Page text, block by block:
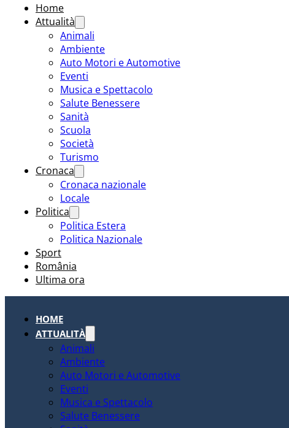
Home
Attualità
Animali
Ambiente
Auto Motori e Automotive
Eventi
Musica e Spettacolo
Salute Benessere
Sanità
Scuola
Società
Turismo
Cronaca
Cronaca nazionale
Locale
Politica
Politica Estera
Politica Nazionale
Sport
România
Ultima ora
HOME
ATTUALITÀ
Animali
Ambiente
Auto Motori e Automotive
Eventi
Musica e Spettacolo
Salute Benessere